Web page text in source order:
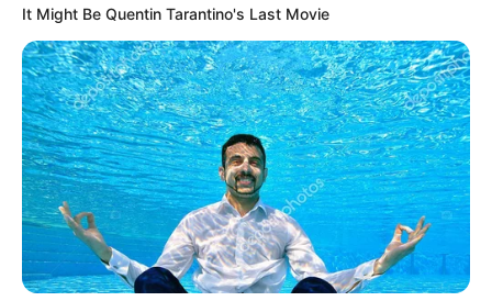
It Might Be Quentin Tarantino's Last Movie